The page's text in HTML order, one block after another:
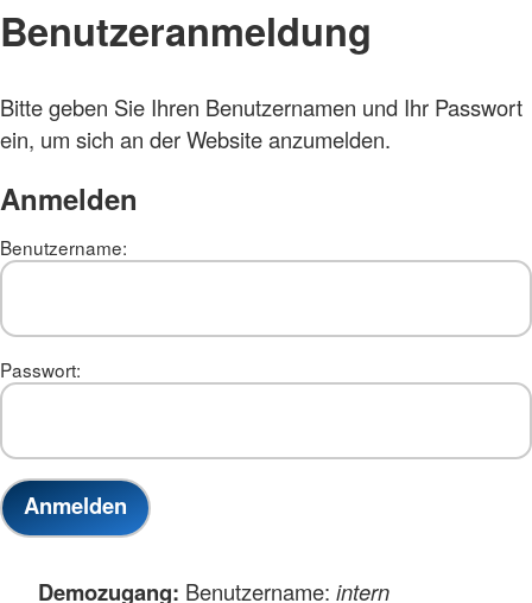
Benutzeranmeldung
Bitte geben Sie Ihren Benutzernamen und Ihr Passwort
ein, um sich an der Website anzumelden.
Anmelden
Benutzername:
Passwort:
Demozugang: Benutzername: intern